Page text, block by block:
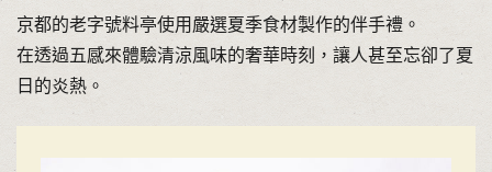
京都的老字號料亭使用嚴選夏季食材製作的伴手禮。
在透過五感來體驗清涼風味的奢華時刻，讓人甚至忘卻了夏
日的炎熱。